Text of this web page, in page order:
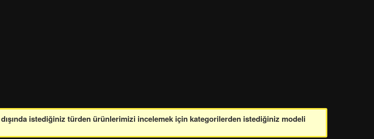
istediğiniz türden ürünlerimizi incelemek için kategorilerden istediğiniz modeli